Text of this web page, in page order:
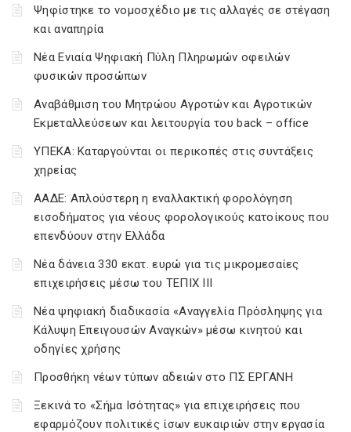
Ψηφίστηκε το νομοσχέδιο με τις αλλαγές σε στέγαση
και αναπηρία
Νέα Ενιαία Ψηφιακή Πύλη Πληρωμών οφειλών
φυσικών προσώπων
Αναβάθμιση του Μητρώου Αγροτών και Αγροτικών
Εκμεταλλεύσεων και λειτουργία του back – office
ΥΠΕΚΑ: Καταργούνται οι περικοπές στις συντάξεις
χηρείας
ΑΑΔΕ: Απλούστερη η εναλλακτική φορολόγηση
εισοδήματος για νέους φορολογικούς κατοίκους που
επενδύουν στην Ελλάδα
Νέα δάνεια 330 εκατ. ευρώ για τις μικρομεσαίες
επιχειρήσεις μέσω του ΤΕΠΙΧ ΙΙΙ
Νέα ψηφιακή διαδικασία «Αναγγελία Πρόσληψης για
Κάλυψη Επειγουσών Αναγκών» μέσω κινητού και
οδηγίες χρήσης
Προσθήκη νέων τύπων αδειών στο ΠΣ ΕΡΓΑΝΗ
Ξεκινά το «Σήμα Ισότητας» για επιχειρήσεις που
εφαρμόζουν πολιτικές ίσων ευκαιριών στην εργασία